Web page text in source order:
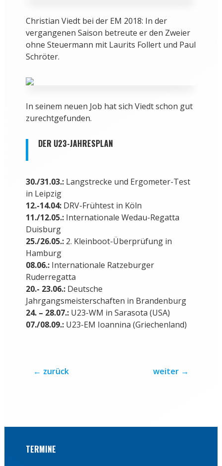
Christian Viedt bei der EM 2018: In der
vergangenen Saison betreute er den Zweier
ohne Steuermann mit Laurits Follert und Paul
Schröter.
In seinem neuen Job hat sich Viedt schon gut
zurechtgefunden.
DER U23-JAHRESPLAN
30./31.03.:Langstrecke und Ergometer-Test
in Leipzig
12.-14.04:DRV-Frühtest in Köln
11./12.05.:Internationale Wedau-Regatta
Duisburg
25./26.05.:2. Kleinboot-Überprüfung in
Hamburg
08.06.:Internationale Ratzeburger
Ruderregatta
20.- 23.06.:Deutsche
Jahrgangsmeisterschaften in Brandenburg
24. – 28.07.:U23-WM in Sarasota (USA)
07./08.09.:U23-EM Ioannina (Griechenland)
← zurück weiter →
TERMINE